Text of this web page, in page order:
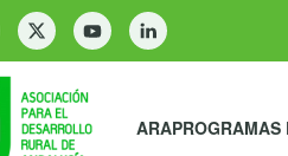
ARA